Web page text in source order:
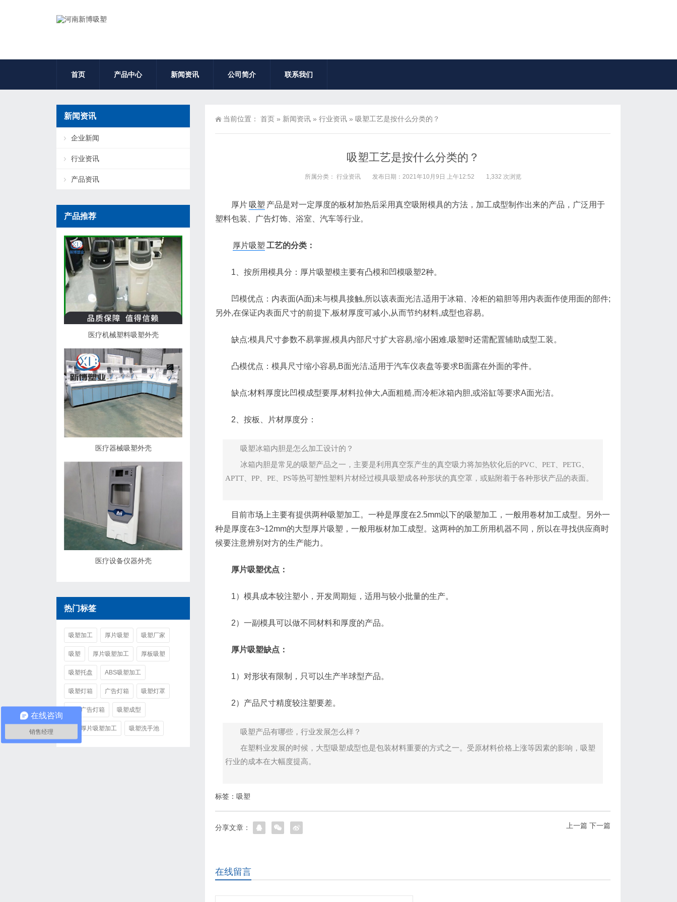
首页 产品中心 新闻资讯 公司简介 联系我们
当前位置： 首页 » 新闻资讯 » 行业资讯 » 吸塑工艺是按什么分类的？
吸塑工艺是按什么分类的？
所属分类： 行业资讯 发布日期：2021年10月9日 上午12:52 1,332 次浏览
厚片 吸塑 产品是对一定厚度的板材加热后采用真空吸附模具的方法，加工成型制作出来的产品，广泛用于
塑料包装、广告灯饰、浴室、汽车等行业。
厚片吸塑 工艺的分类：
1、按所用模具分：厚片吸塑模主要有凸模和凹模吸塑2种。
凹模优点：内表面(A面)未与模具接触,所以该表面光洁,适用于冰箱、冷柜的箱胆等用内表面作使用面的部件;
另外,在保证内表面尺寸的前提下,板材厚度可减小,从而节约材料,成型也容易。
缺点:模具尺寸参数不易掌握,模具内部尺寸扩大容易,缩小困难,吸塑时还需配置辅助成型工装。
凸模优点：模具尺寸缩小容易,B面光洁,适用于汽车仪表盘等要求B面露在外面的零件。
缺点:材料厚度比凹模成型要厚,材料拉伸大,A面粗糙,而冷柜冰箱内胆,或浴缸等要求A面光洁。
2、按板、片材厚度分：
吸塑冰箱内胆是怎么加工设计的？
冰箱内胆是常见的吸塑产品之一，主要是利用真空泵产生的真空吸力将加热软化后的PVC、PET、PETG、
APTT、PP、PE、PS等热可塑性塑料片材经过模具吸塑成各种形状的真空罩，或贴附着于各种形状产品的表面。
目前市场上主要有提供两种吸塑加工。一种是厚度在2.5mm以下的吸塑加工，一般用卷材加工成型。另外一
种是厚度在3~12mm的大型厚片吸塑，一般用板材加工成型。这两种的加工所用机器不同，所以在寻找供应商时
候要注意辨别对方的生产能力。
厚片吸塑优点：
1）模具成本较注塑小，开发周期短，适用与较小批量的生产。
2）一副模具可以做不同材料和厚度的产品。
厚片吸塑缺点：
1）对形状有限制，只可以生产半球型产品。
2）产品尺寸精度较注塑要差。
吸塑产品有哪些，行业发展怎么样？
在塑料业发展的时候，大型吸塑成型也是包装材料重要的方式之一。受原材料价格上涨等因素的影响，吸塑
行业的成本在大幅度提高。
标签： 吸塑
上一篇 下一篇
分享文章：
在线留言
新闻资讯
企业新闻
行业资讯
产品资讯
产品推荐
医疗机械塑料吸塑外壳
医疗器械吸塑外壳
医疗设备仪器外壳
热门标签
吸塑加工 厚片吸塑 吸塑厂家
吸塑 厚片吸塑加工 厚板吸塑
吸塑托盘 ABS吸塑加工
吸塑灯箱 广告灯箱 吸塑灯罩
户外广告灯箱 吸塑成型
大型厚片吸塑加工 吸塑洗手池
在线咨询
销售经理